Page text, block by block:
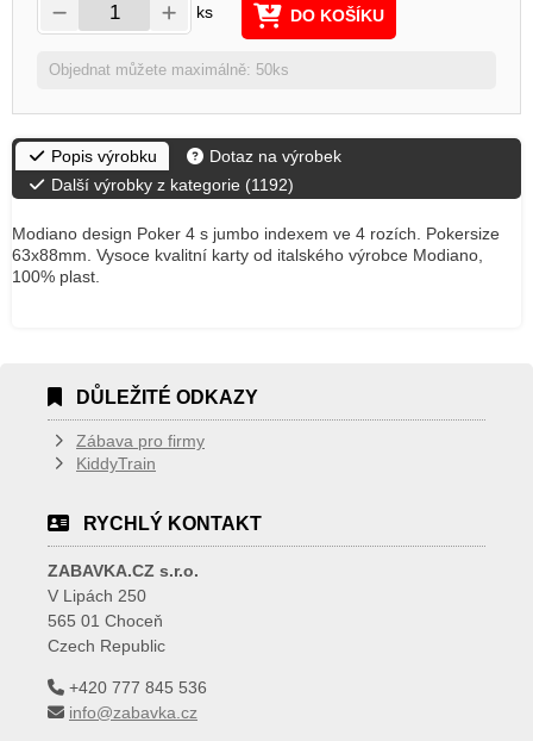
ks DO KOŠÍKU
Objednat můžete maximálně: 50ks
Popis výrobku
Dotaz na výrobek
Další výrobky z kategorie (1192)
Modiano design Poker 4 s jumbo indexem ve 4 rozích. Pokersize
63x88mm. Vysoce kvalitní karty od italského výrobce Modiano,
100% plast.
DŮLEŽITÉ ODKAZY
Zábava pro firmy
KiddyTrain
RYCHLÝ KONTAKT
ZABAVKA.CZ s.r.o.
V Lipách 250
565 01 Choceň
Czech Republic
+420 777 845 536
info@zabavka.cz